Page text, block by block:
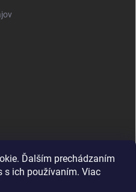
Ďalším prechádzaním
s ich používaním. Viac